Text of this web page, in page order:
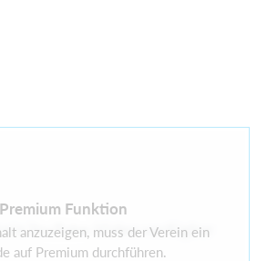
Premium Funktion
anzuzeigen, muss der Verein ein
auf Premium durchführen.
YouTube-Video verfügbar